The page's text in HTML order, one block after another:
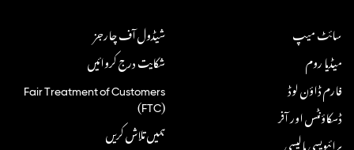
سائٹ میپ
میڈیا روم
فارم ڈاؤن لوڈ
ڈسکاؤنٹس اور آفر
پرائیویسی پالیسی
شیڈول آف چارجز
شکایت درج کروائیں
Fair Treatment of Customers
(FTC)
ہمیں تلاش کریں